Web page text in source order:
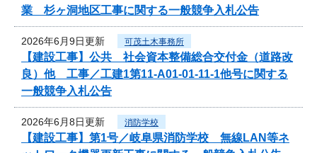
業 杉ヶ洞地区工事に関する一般競争入札公告
2026年6月9日更新 可茂土木事務所
【建設工事】公共 社会資本整備総合交付金（道路改
良）他 工事／工建1第11-A01-01-11-1他号に関する
一般競争入札公告
2026年6月8日更新 消防学校
【建設工事】第1号／岐阜県消防学校 無線LAN等ネ